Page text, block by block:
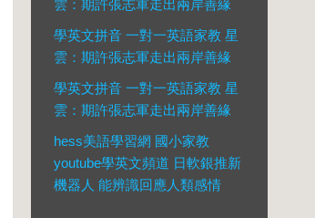
雲：期許張志軍走出兩岸善緣
學英文拼音 一對一英語家教 星
雲：期許張志軍走出兩岸善緣
學英文拼音 一對一英語家教 星
雲：期許張志軍走出兩岸善緣
hess美語學習網 國小家教
youtube學英文頻道 日軟銀推新
機器人 能辨識回應人類感情